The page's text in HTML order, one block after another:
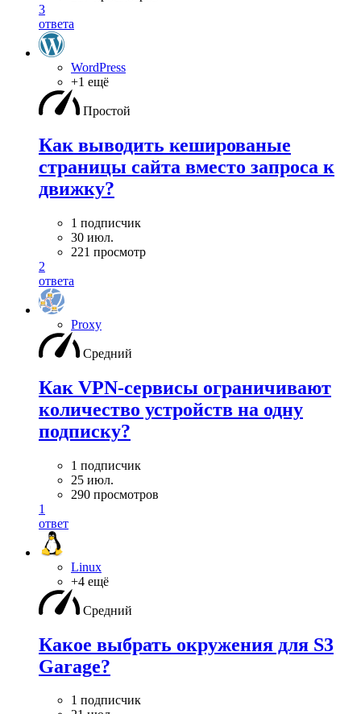
3
ответа
WordPress
+1 ещё
Простой
Как выводить кешированые
страницы сайта вместо запроса к
движку?
1 подписчик
30 июл.
221 просмотр
2
ответа
Proxy
Средний
Как VPN-сервисы ограничивают
количество устройств на одну
подписку?
1 подписчик
25 июл.
290 просмотров
1
ответ
Linux
+4 ещё
Средний
Какое выбрать окружения для S3
Garage?
1 подписчик